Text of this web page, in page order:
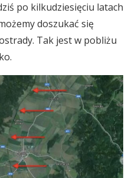
po kilkudziesięciu latach
doszukać się
Tak jest w pobliżu